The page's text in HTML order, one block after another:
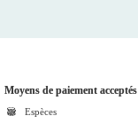
Moyens de paiement acceptés
Espèces